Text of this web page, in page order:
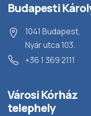
Budapesti
1041 Budapest,
Nyár utca 103.
+36 1 369 2111
Városi Kórház
telephely